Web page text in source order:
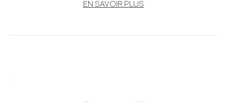
EN SAVOIR PLUS